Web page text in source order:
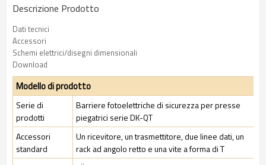
Descrizione Prodotto
Dati tecnici
Accessori
Schemi elettrici/disegni dimensionali
Download
Modello di prodotto
Serie di
prodotti
Barriere fotoelettriche di sicurezza per presse
piegatrici serie DK-QT
Accessori
standard
Un ricevitore, un trasmettitore, due linee dati, un
rack ad angolo retto e una vite a forma di T